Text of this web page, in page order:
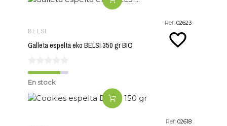
Ref:02623
BELSI
Galleta espelta eko BELSI 350 gr BIO
En stock
Ref:02618
favorite_border